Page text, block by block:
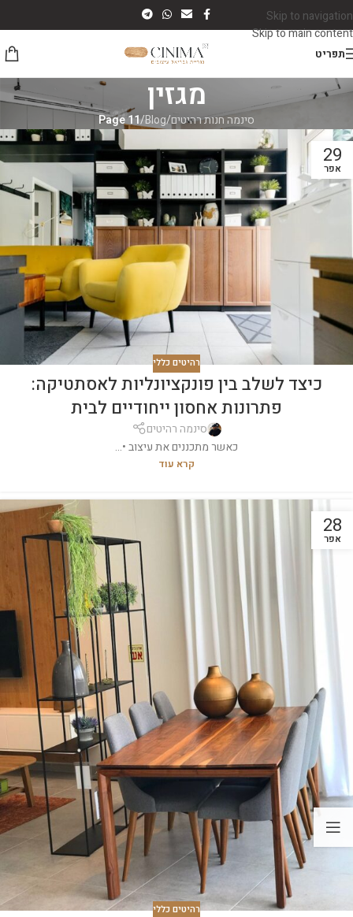
Skip to navigation
Skip to main content
תפריט
מגזין
סינמה חנות רהיטים/
Blog
/
Page 11
29
אפר
רהיטים כללי
כיצד לשלב בין פונקציונליות לאסתטיקה:
פתרונות אחסון ייחודיים לבית
סינמה רהיטים
כאשר מתכננים את עיצוב •...
קרא עוד
28
אפר
רהיטים כללי